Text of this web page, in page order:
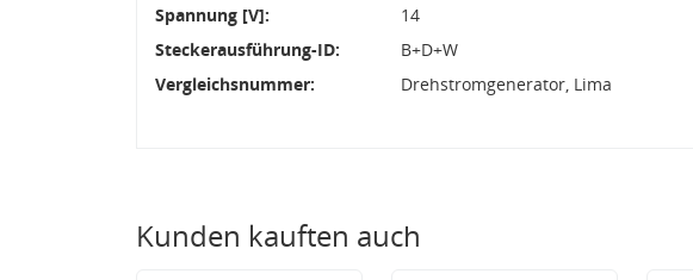
Spannung [V]:
14
Steckerausführung-ID:
B+D+W
Vergleichsnummer:
Drehstromgenerator, Lima
Kunden kauften auch